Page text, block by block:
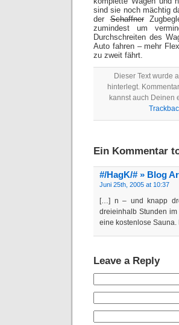
sind sie noch mächtig
derSchaffner
zumindest um
Durchschreiten des
Auto fahren – mehr
zu zweit fährt.
Dieser Text wurde
hinterlegt.
kannst auch Deinen
Ein Kommentar
#/HagK/# » Blog
Juni 25th, 2005 at 10:37
[…] n – und knapp
dreieinhalb Stunden
eine kostenlose
Leave a Reply